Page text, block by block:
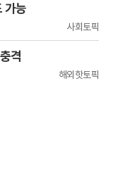
가능
사회토픽
격
해외핫토픽